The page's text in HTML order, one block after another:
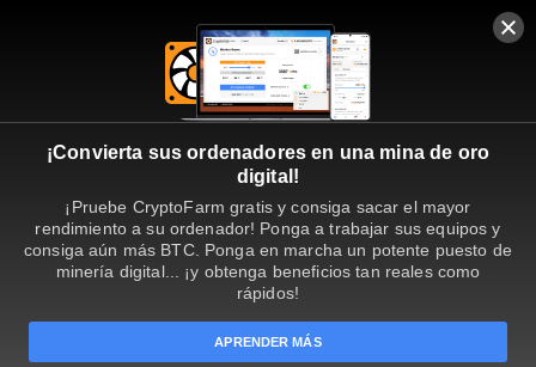
¡Convierta sus ordenadores en una mina de oro
digital!
¡Pruebe CryptoFarm gratis y consiga sacar el mayor
rendimiento a su ordenador! Ponga a trabajar sus equipos y
consiga aún más BTC. Ponga en marcha un potente puesto de
minería digital... ¡y obtenga beneficios tan reales como
rápidos!
APRENDER MÁS